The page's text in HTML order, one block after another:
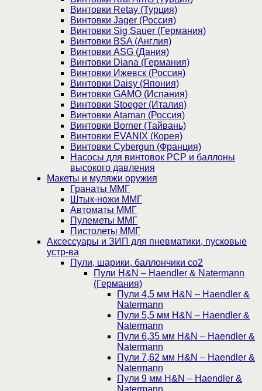
Винтовки Retay (Турция)
Винтовки Jager (Россия)
Винтовки Sig Sauer (Германия)
Винтовки BSA (Англия)
Винтовки ASG (Дания)
Винтовки Diana (Германия)
Винтовки Ижевск (Россия)
Винтовки Daisy (Япония)
Винтовки GAMO (Испания)
Винтовки Stoeger (Италия)
Винтовки Ataman (Россия)
Винтовки Borner (Тайвань)
Винтовки EVANIX (Корея)
Винтовки Cybergun (Франция)
Насосы для винтовок PCP и баллоны
высокого давления
Макеты и муляжи оружия
Гранаты ММГ
Штык-ножи ММГ
Автоматы ММГ
Пулеметы ММГ
Пистолеты ММГ
Аксессуары и ЗИП для пневматики, пусковые
устр-ва
Пули, шарики, баллончики со2
Пули H&N – Haendler & Natermann
(Германия)
Пули 4,5 мм H&N – Haendler &
Natermann
Пули 5,5 мм H&N – Haendler &
Natermann
Пули 6,35 мм H&N – Haendler &
Natermann
Пули 7,62 мм H&N – Haendler &
Natermann
Пули 9 мм H&N – Haendler &
Natermann